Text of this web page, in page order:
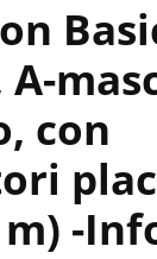
A-
con
-